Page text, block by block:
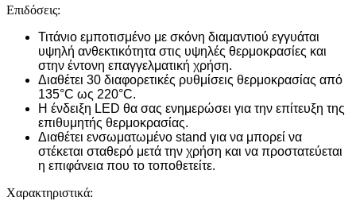
Επιδόσεις:
Τιτάνιο εμποτισμένο με σκόνη διαμαντιού εγγυάται
υψηλή ανθεκτικότητα στις υψηλές θερμοκρασίες και
στην έντονη επαγγελματική χρήση.
Διαθέτει 30 διαφορετικές ρυθμίσεις θερμοκρασίας από
135°C ως 220°C.
Η ένδειξη LED θα σας ενημερώσει για την επίτευξη της
επιθυμητής θερμοκρασίας.
Διαθέτει ενσωματωμένο stand για να μπορεί να
στέκεται σταθερό μετά την χρήση και να προστατεύεται
η επιφάνεια που το τοποθετείτε.
Χαρακτηριστικά: